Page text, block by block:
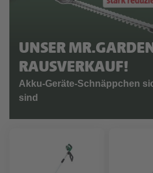
UNSER
RAUSVERKAUF!
Akku-Geräte-Schnäppchen
sind